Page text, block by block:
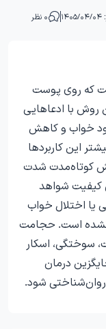
۰۴ ۰ نظر
که روی پوست
روش با ادعاهایی
خواب و کاهش
این کاربردها
کوتاه‌مدت شدت
کیفیت شواهد
یا اختلال خواب
نشده است. حجامت
سوختگی، اسکار
درمان
شود.